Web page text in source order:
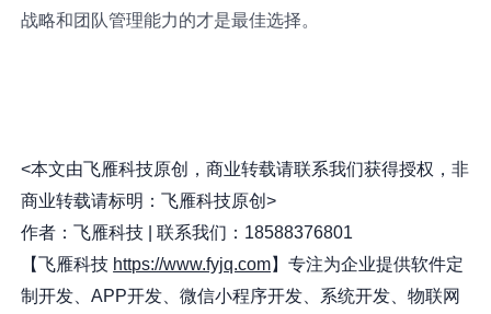
战略和团队管理能力的才是最佳选择。
<本文由飞雁科技原创，商业转载请联系我们获得授权，非
商业转载请标明：飞雁科技原创>
作者：飞雁科技 | 联系我们：18588376801
【飞雁科技 https://www.fyjq.com】专注为企业提供软件定
制开发、APP开发、微信小程序开发、系统开发、物联网